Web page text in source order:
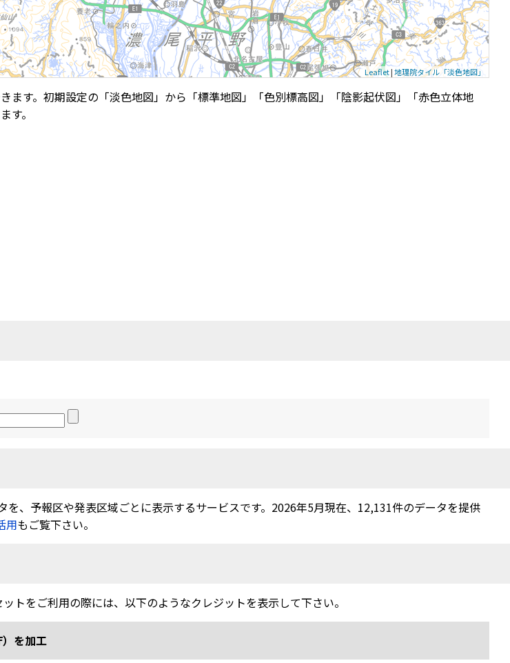
Leaflet|地理院タイル「淡色地図」
す。初期設定の「淡色地図」から「標準地図」「色別標高図」「陰影起伏図」「赤色立体地
す。
を、予報区や発表区域ごとに表示するサービスです。2026年5月現在、12,131件のデータを提供
用もご覧下さい。
トをご利用の際には、以下のようなクレジットを表示して下さい。
を加工